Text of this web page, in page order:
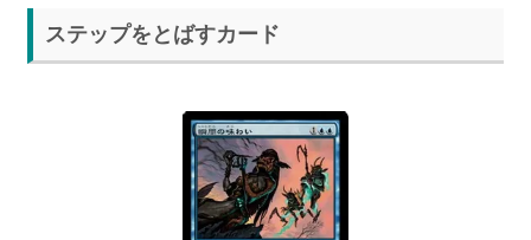
ステップをとばすカード